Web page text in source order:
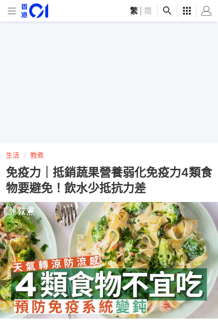
繁 简
生活 教煮
免疫力｜抵銷蔬果營養弱化免疫力4類食
物要避免！飲水少抵抗力差